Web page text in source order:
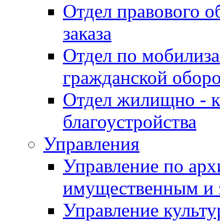
Отдел правового
заказа
Отдел по
гражданской
Отдел жилищно -
благоустройства
Управления
Управление по
имущественным и
Управление